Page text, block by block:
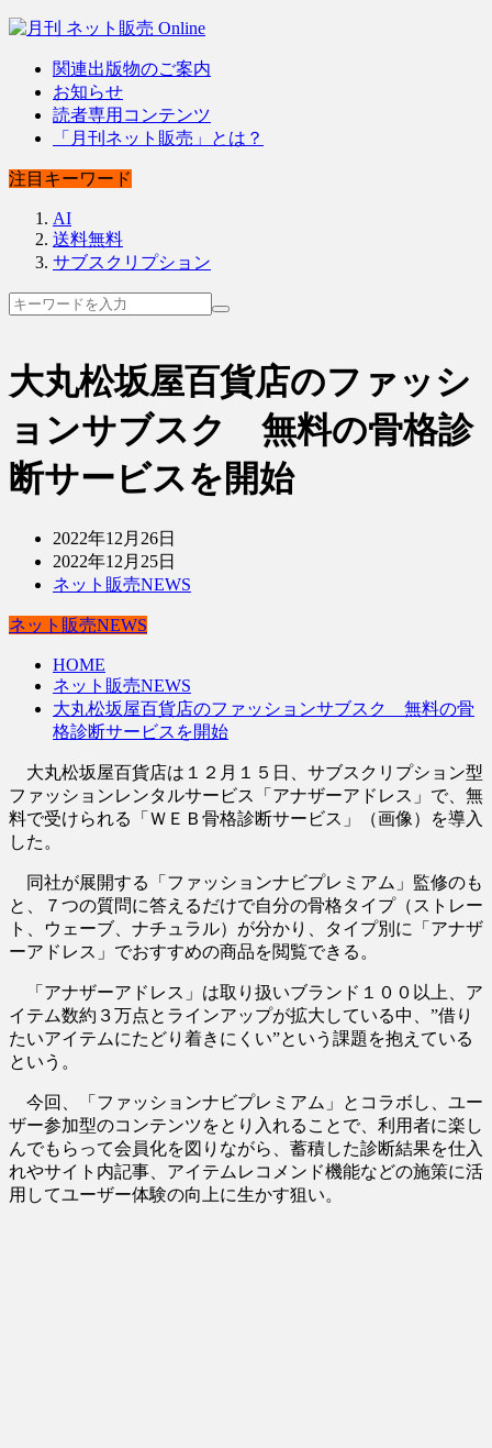
関連出版物のご案内
お知らせ
読者専用コンテンツ
「月刊ネット販売」とは？
注目キーワード
AI
送料無料
サブスクリプション
大丸松坂屋百貨店のファッシ
ョンサブスク 無料の骨格診
断サービスを開始
2022年12月26日
2022年12月25日
ネット販売NEWS
ネット販売NEWS
HOME
ネット販売NEWS
大丸松坂屋百貨店のファッションサブスク 無料の骨
格診断サービスを開始
大丸松坂屋百貨店は１２月１５日、サブスクリプション型
ファッションレンタルサービス「アナザーアドレス」で、無
料で受けられる「ＷＥＢ骨格診断サービス」（画像）を導入
した。
同社が展開する「ファッションナビプレミアム」監修のも
と、７つの質問に答えるだけで自分の骨格タイプ（ストレー
ト、ウェーブ、ナチュラル）が分かり、タイプ別に「アナザ
ーアドレス」でおすすめの商品を閲覧できる。
「アナザーアドレス」は取り扱いブランド１００以上、ア
イテム数約３万点とラインアップが拡大している中、”借り
たいアイテムにたどり着きにくい”という課題を抱えている
という。
今回、「ファッションナビプレミアム」とコラボし、ユー
ザー参加型のコンテンツをとり入れることで、利用者に楽し
んでもらって会員化を図りながら、蓄積した診断結果を仕入
れやサイト内記事、アイテムレコメンド機能などの施策に活
用してユーザー体験の向上に生かす狙い。